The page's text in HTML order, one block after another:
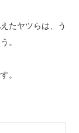
たヤツらは、う
。
。